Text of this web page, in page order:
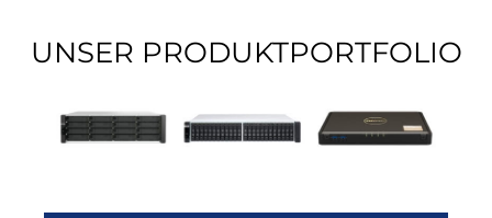
UNSER PRODUKTPORTFOLIO